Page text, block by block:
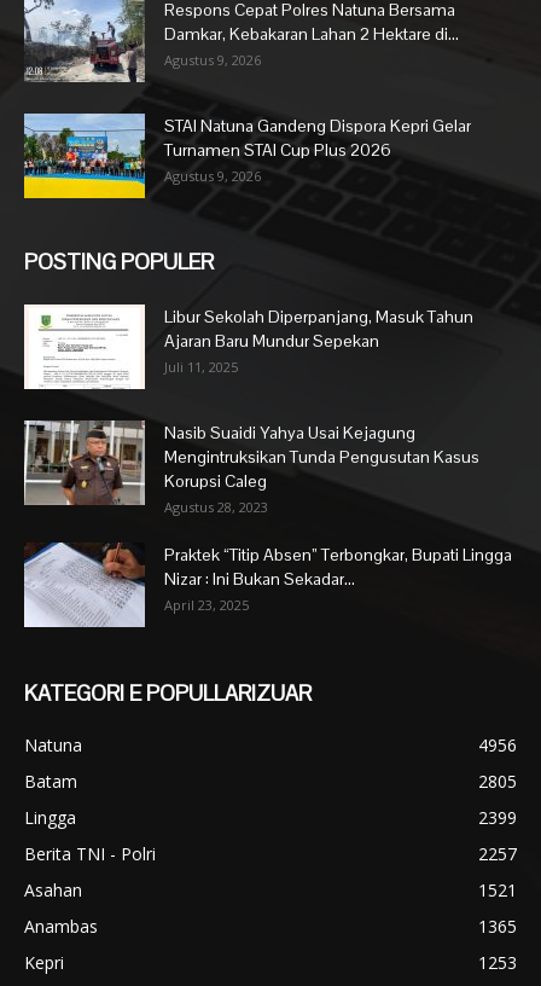
Respons Cepat Polres Natuna Bersama
Damkar, Kebakaran Lahan 2 Hektare di...
Agustus 9, 2026
STAI Natuna Gandeng Dispora Kepri Gelar
Turnamen STAI Cup Plus 2026
Agustus 9, 2026
POSTING POPULER
Libur Sekolah Diperpanjang, Masuk Tahun
Ajaran Baru Mundur Sepekan
Juli 11, 2025
Nasib Suaidi Yahya Usai Kejagung
Mengintruksikan Tunda Pengusutan Kasus
Korupsi Caleg
Agustus 28, 2023
Praktek “Titip Absen” Terbongkar, Bupati Lingga
Nizar : Ini Bukan Sekadar...
April 23, 2025
KATEGORI E POPULLARIZUAR
Natuna
4956
Batam
2805
Lingga
2399
Berita TNI - Polri
2257
Asahan
1521
Anambas
1365
Kepri
1253